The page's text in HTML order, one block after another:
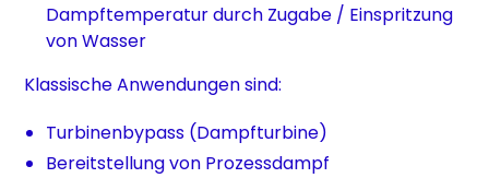
Dampftemperatur durch Zugabe / Einspritzung
von Wasser
Klassische Anwendungen sind:
Turbinenbypass (Dampfturbine)
Bereitstellung von Prozessdampf